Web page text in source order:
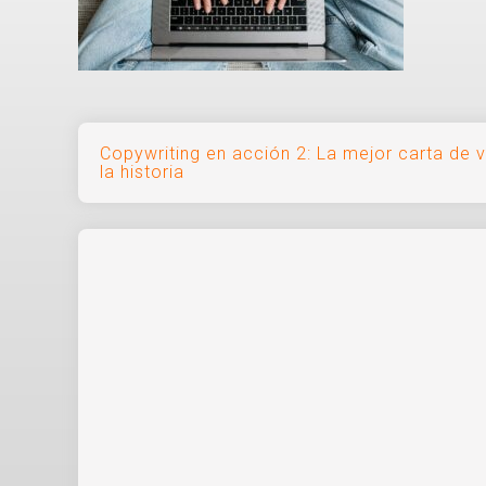
Navegación
de
entradas
Copywriting en acción 2: La mejor carta de
la historia